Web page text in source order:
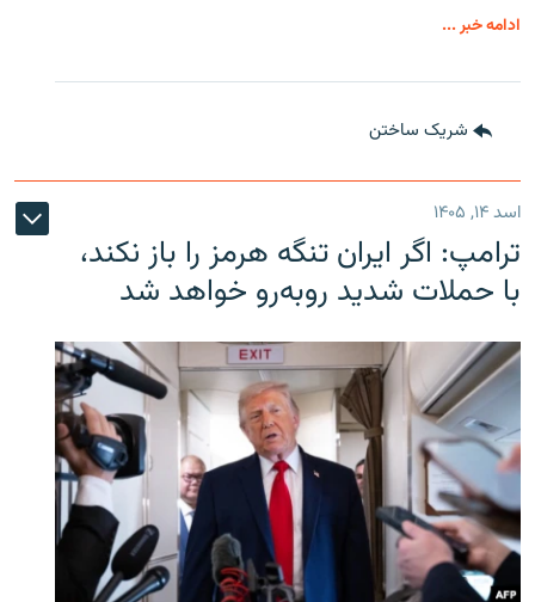
ادامه خبر ...
شریک ساختن
اسد ۱۴, ۱۴۰۵
ترامپ: اگر ایران تنگه هرمز را باز نکند،
با حملات شدید روبه‌رو خواهد شد